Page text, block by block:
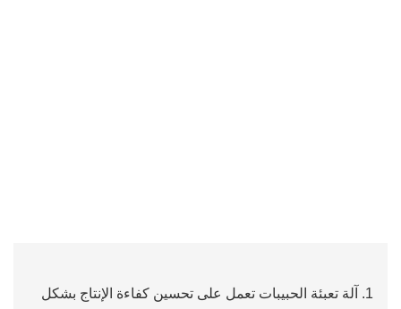
1. آلة تعبئة الحبيبات تعمل على تحسين كفاءة الإنتاج بشكل